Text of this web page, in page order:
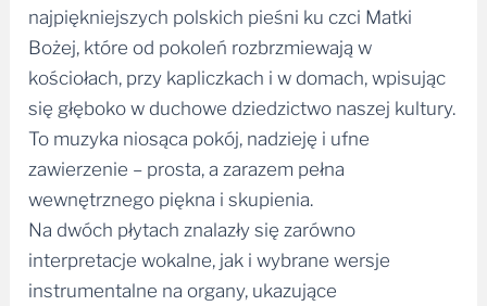
najpiękniejszych polskich pieśni ku czci Matki
Bożej, które od pokoleń rozbrzmiewają w
kościołach, przy kapliczkach i w domach, wpisując
się głęboko w duchowe dziedzictwo naszej kultury.
To muzyka niosąca pokój, nadzieję i ufne
zawierzenie – prosta, a zarazem pełna
wewnętrznego piękna i skupienia.
Na dwóch płytach znalazły się zarówno
interpretacje wokalne, jak i wybrane wersje
instrumentalne na organy, ukazujące